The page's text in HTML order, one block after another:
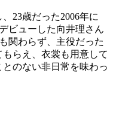
23歳だった2006年に
ビューした向井理さん
関わらず、主役だった
らえ、衣裳も用意して
のない非日常を味わっ